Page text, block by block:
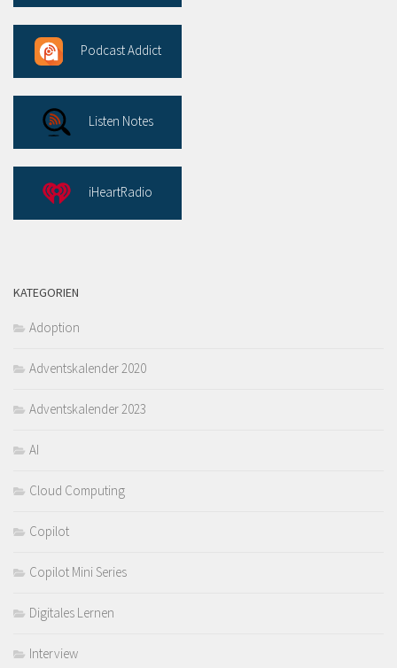
Podcast Addict
Listen Notes
iHeartRadio
KATEGORIEN
Adoption
Adventskalender 2020
Adventskalender 2023
AI
Cloud Computing
Copilot
Copilot Mini Series
Digitales Lernen
Interview